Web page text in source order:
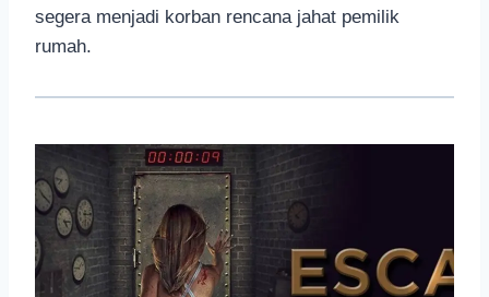
segera menjadi korban rencana jahat pemilik
rumah.